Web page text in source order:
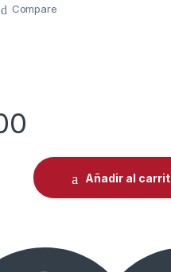
Compare
H612A BASIC WIFI RGBIC +
Añadir al